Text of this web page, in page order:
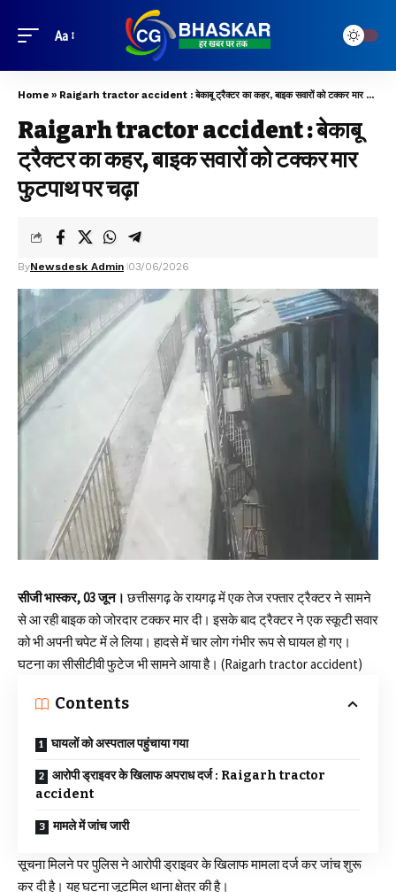
Aa
Home » Raigarh tractor accident : बेकाबू ट्रैक्टर का कहर, बाइक सवारों को टक्कर मार फुटपाथ पर चढ़ा
Raigarh tractor accident : बेकाबू
ट्रैक्टर का कहर, बाइक सवारों को टक्कर मार
फुटपाथ पर चढ़ा
ByNewsdesk Admin 03/06/2026
सीजी भास्कर, 03 जून। छत्तीसगढ़ के रायगढ़ में एक तेज रफ्तार ट्रैक्टर ने सामने
से आ रही बाइक को जोरदार टक्कर मार दी। इसके बाद ट्रैक्टर ने एक स्कूटी सवार
को भी अपनी चपेट में ले लिया। हादसे में चार लोग गंभीर रूप से घायल हो गए।
घटना का सीसीटीवी फुटेज भी सामने आया है। (Raigarh tractor accident)
Contents
घायलों को अस्पताल पहुंचाया गया
आरोपी ड्राइवर के खिलाफ अपराध दर्ज : Raigarh tractor
accident
मामले में जांच जारी
सूचना मिलने पर पुलिस ने आरोपी ड्राइवर के खिलाफ मामला दर्ज कर जांच शुरू
कर दी है। यह घटना जूटमिल थाना क्षेत्र की है।